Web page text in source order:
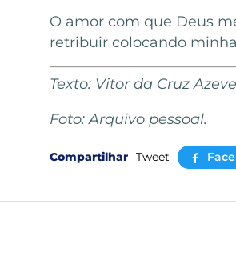
O amor com que Deus
retribuir colocando
Texto: Vitor da Cruz
Foto: Arquivo pessoal.
Compartilhar Tweet